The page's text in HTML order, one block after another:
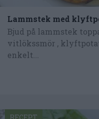
Lammstek med
Bjud på lammstek
vitlökssmör ,
enkelt...
RECEPT